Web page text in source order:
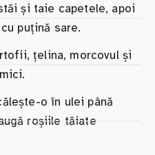
și taie capetele, apoi
puțină sare.
țelina, morcovul și
o în ulei până
roșiile tăiate